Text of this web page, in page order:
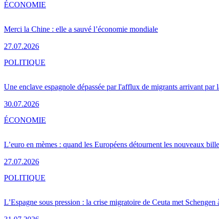
Merci la Chine : elle a sauvé l’économie mondiale
27.07.2026
ÉCONOMIE
Une enclave espagnole dépassée par l'afflux de migrants arrivant par
30.07.2026
POLITIQUE
L’euro en mèmes : quand les Européens détournent les nouveaux
27.07.2026
ÉCONOMIE
L’Espagne sous pression : la crise migratoire de Ceuta met Schengen
POLITIQUE